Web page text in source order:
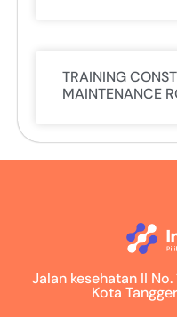
TRAINING
MAINTENANCE
Jalan kesehatan II
Kota